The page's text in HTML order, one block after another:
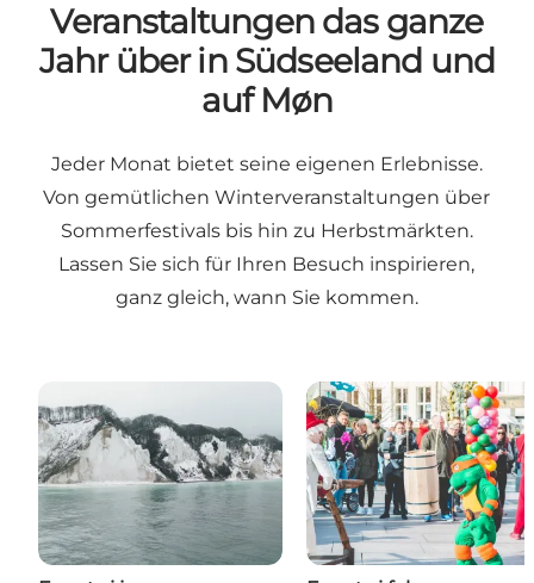
Veranstaltungen das ganze
Jahr über in Südseeland und
auf Møn
Jeder Monat bietet seine eigenen Erlebnisse.
Von gemütlichen Winterveranstaltungen über
Sommerfestivals bis hin zu Herbstmärkten.
Lassen Sie sich für Ihren Besuch inspirieren,
ganz gleich, wann Sie kommen.